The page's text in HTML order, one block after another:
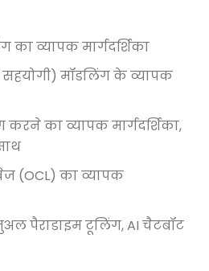
का व्यापक मार्गदर्शिका
सहयोगी) मॉडलिंग के व्यापक
करने का व्यापक मार्गदर्शिका,
(OCL) का व्यापक
पैराडाइम टूलिंग, AI चैटबॉट